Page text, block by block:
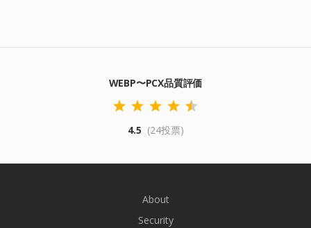
WEBP〜PCX品質評価
4.5 (24投票)
About
Security